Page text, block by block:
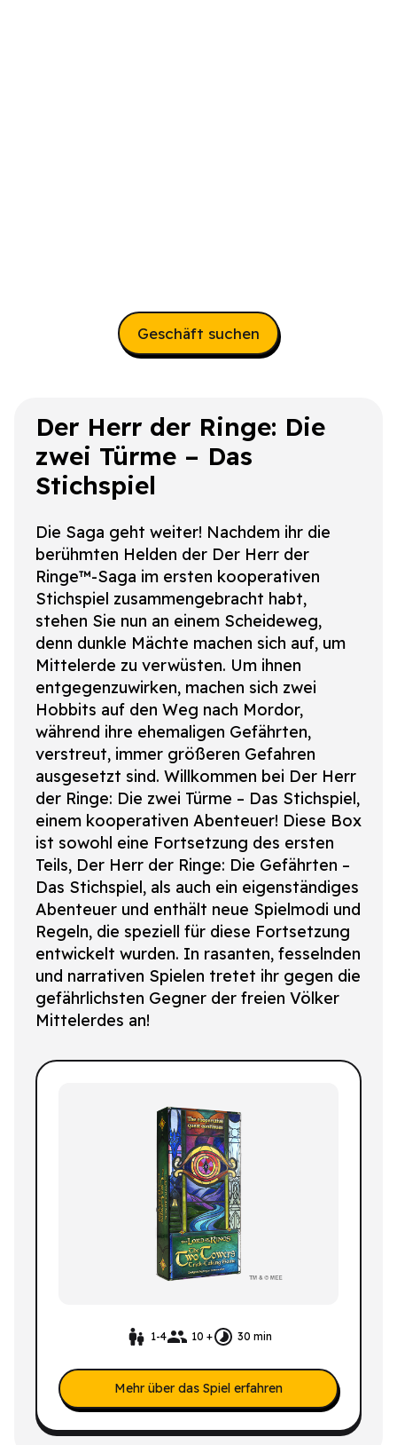
Geschäft suchen
1-4 10 + 30 min
Mehr über das Spiel erfahren
Der Herr der Ringe: Die
zwei Türme – Das
Stichspiel
Die Saga geht weiter! Nachdem ihr die
berühmten Helden der Der Herr der
Ringe™-Saga im ersten kooperativen
Stichspiel zusammengebracht habt,
stehen Sie nun an einem Scheideweg,
denn dunkle Mächte machen sich auf, um
Mittelerde zu verwüsten. Um ihnen
entgegenzuwirken, machen sich zwei
Hobbits auf den Weg nach Mordor,
während ihre ehemaligen Gefährten,
verstreut, immer größeren Gefahren
ausgesetzt sind. Willkommen bei Der Herr
der Ringe: Die zwei Türme – Das Stichspiel,
einem kooperativen Abenteuer! Diese Box
ist sowohl eine Fortsetzung des ersten
Teils, Der Herr der Ringe: Die Gefährten –
Das Stichspiel, als auch ein eigenständiges
Abenteuer und enthält neue Spielmodi und
Regeln, die speziell für diese Fortsetzung
entwickelt wurden. In rasanten, fesselnden
und narrativen Spielen tretet ihr gegen die
gefährlichsten Gegner der freien Völker
Mittelerdes an!